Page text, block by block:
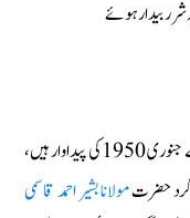
بیدار ہوئے
مولانا قاسمی اسی خاک وطن رسول پور مونڈاڈیہ بیگ سے جنوری 1950کی پیداوار ہیں،
حضرتمولانا بشیر احمد قاسمی